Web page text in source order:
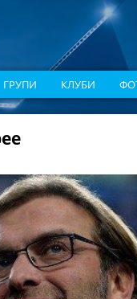
ГРУПИ КЛУБИ